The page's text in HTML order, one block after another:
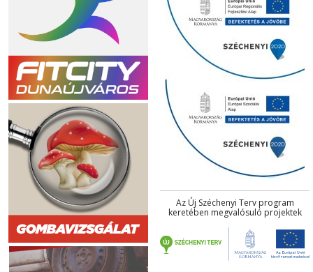
Az Új Széchenyi Terv program
keretében megvalósuló projektek